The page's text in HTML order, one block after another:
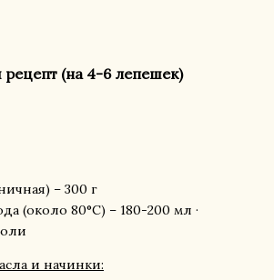
(на 4-6 лепешек)
– 300 г
(около 80°C) – 180-200 мл ·
и начинки: